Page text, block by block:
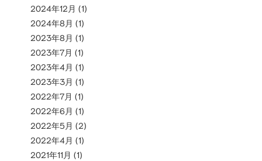
2024年12月 (1)
2024年8月 (1)
2023年8月 (1)
2023年7月 (1)
2023年4月 (1)
2023年3月 (1)
2022年7月 (1)
2022年6月 (1)
2022年5月 (2)
2022年4月 (1)
2021年11月 (1)